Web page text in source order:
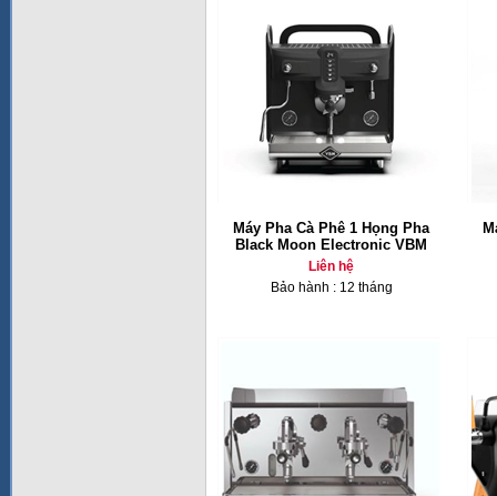
Máy Pha Cà Phê 1 Họng Pha
Black Moon Electronic VBM
Liên hệ
Bảo hành : 12 tháng